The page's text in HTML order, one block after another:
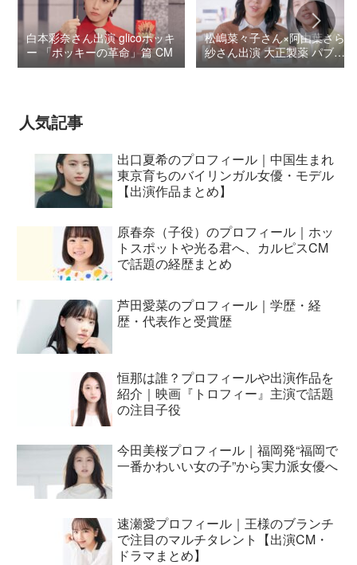
白本彩奈さん出演 glicoポッキ
ー 「ポッキーの革命」篇 CM
松嶋菜々子さん×阿由葉さら
紗さん出演 大正製薬 パブロ
ンSゴールドW『いましよう
人気記事
出口夏希のプロフィール｜中国生まれ
東京育ちのバイリンガル女優・モデル
【出演作品まとめ】
原春奈（子役）のプロフィール｜ホッ
トスポットや光る君へ、カルピスCM
で話題の経歴まとめ
芦田愛菜のプロフィール｜学歴・経
歴・代表作と受賞歴
恒那は誰？プロフィールや出演作品を
紹介｜映画『トロフィー』主演で話題
の注目子役
今田美桜プロフィール｜福岡発“福岡で
一番かわいい女の子”から実力派女優へ
速瀬愛プロフィール｜王様のブランチ
で注目のマルチタレント【出演CM・
ドラマまとめ】